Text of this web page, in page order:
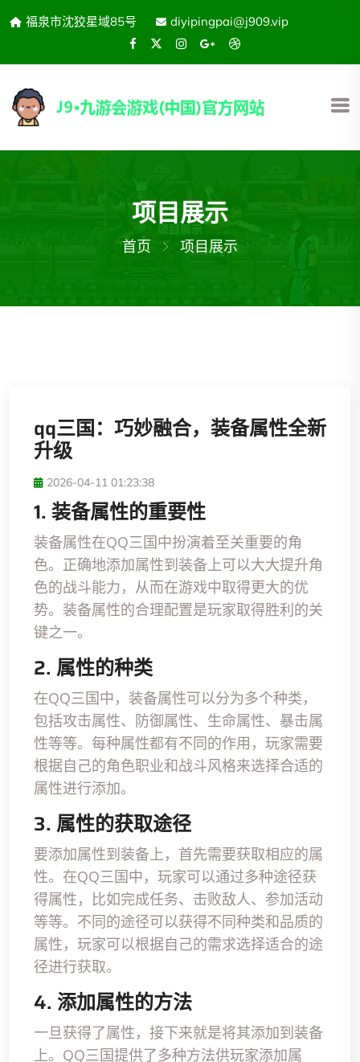
福泉市沈狡星域85号 diyipingpai@j909.vip
项目展示
首页 项目展示
qq三国：巧妙融合，装备属性全新
升级
2026-04-11 01:23:38
1. 装备属性的重要性
装备属性在QQ三国中扮演着至关重要的角
色。正确地添加属性到装备上可以大大提升角
色的战斗能力，从而在游戏中取得更大的优
势。装备属性的合理配置是玩家取得胜利的关
键之一。
2. 属性的种类
在QQ三国中，装备属性可以分为多个种类，
包括攻击属性、防御属性、生命属性、暴击属
性等等。每种属性都有不同的作用，玩家需要
根据自己的角色职业和战斗风格来选择合适的
属性进行添加。
3. 属性的获取途径
要添加属性到装备上，首先需要获取相应的属
性。在QQ三国中，玩家可以通过多种途径获
得属性，比如完成任务、击败敌人、参加活动
等等。不同的途径可以获得不同种类和品质的
属性，玩家可以根据自己的需求选择适合的途
径进行获取。
4. 添加属性的方法
一旦获得了属性，接下来就是将其添加到装备
上。QQ三国提供了多种方法供玩家添加属